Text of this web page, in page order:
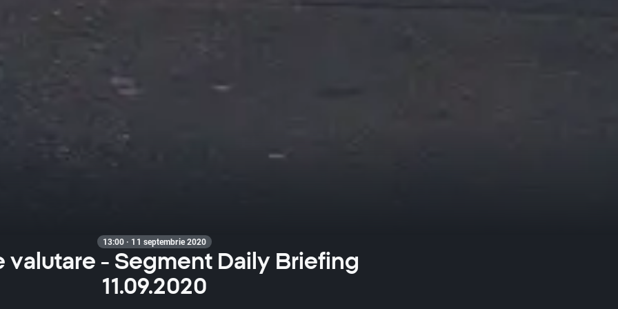
13:00 · 11 septembrie 2020
valutare - Segment Daily Briefing
11.09.2020